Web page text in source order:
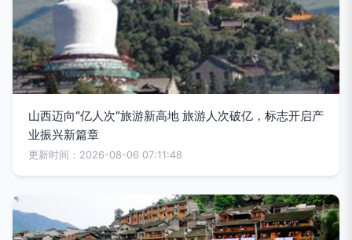
山西迈向“亿人次”旅游新高地 旅游人次破亿，标志开启产
业振兴新篇章
更新时间：2026-08-06 07:11:48